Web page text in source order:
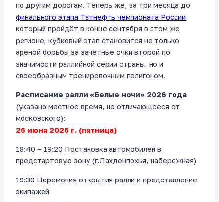
по другим дорогам. Теперь же, за три месяца до
финального этапа Татнефть чемпионата России,
который пройдёт в конце сентября в этом же
регионе, кубковый этап становится не только
ареной борьбы за зачётные очки второй по
значимости раллийной серии страны, но и
своеобразным тренировочным полигоном.
Расписание ралли «Белые ночи» 2026 года
(указано местное время, не отличающееся от
московского):
26 июня 2026 г. (пятница)
18:40 – 19:20 Постановка автомобилей в
предстартовую зону (г.Лахденпохья, набережная)
19:30 Церемония открытия ралли и представление
экипажей